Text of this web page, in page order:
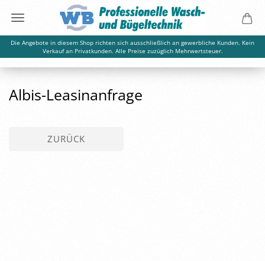
Die Angebote in diesem Shop richten sich ausschließlich an gewerbliche Kunden. Kein
Verkauf an Privatkunden. Alle Preise zuzüglich Mehrwertsteuer.
Albis-Leasinanfrage
ZURÜCK